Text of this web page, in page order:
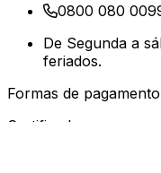
0800 080
De Segunda a
feriados.
Formas de pagamento
Certificados